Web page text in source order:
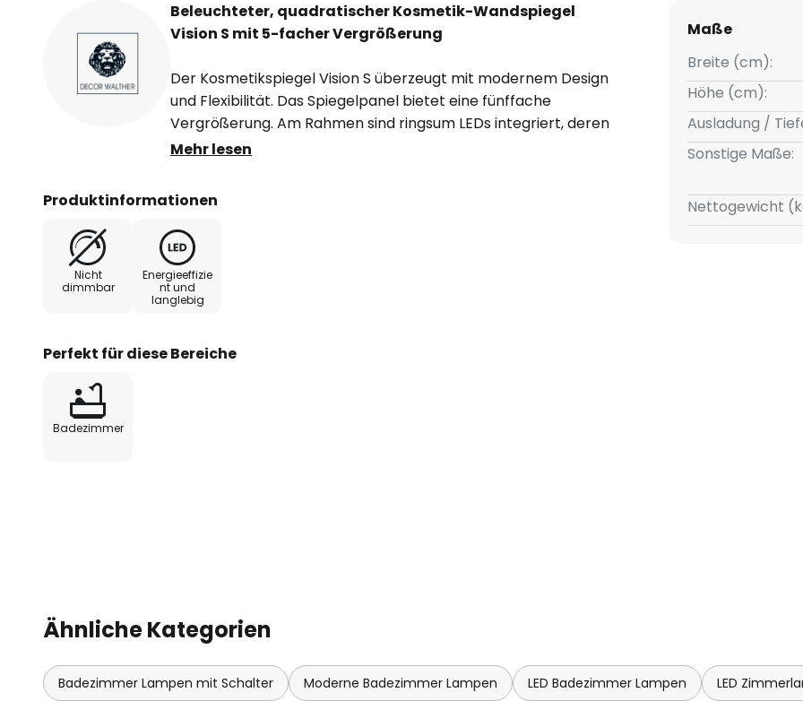
Beleuchteter, quadratischer Kosmetik-Wandspiegel
Vision S mit 5-facher Vergrößerung
Der Kosmetikspiegel Vision S überzeugt mit modernem Design
und Flexibilität. Das Spiegelpanel bietet eine fünffache
Vergrößerung. Am Rahmen sind ringsum LEDs integriert, deren
Farbtemperatur über den Schalter am Sockel stufenlos von
Funktion bleibt die zuletzt gewählte Einstellung nach dem
ausgestattete Arm ermöglicht das Drehen und Schwenken der
Spiegelfläche, sodass diese je nach Bedarf orientiert werden
kann.
Mehr lesen
Produktinformationen
Nicht
dimmbar
Energieeffizie
nt und
langlebig
Perfekt für diese Bereiche
Badezimmer
Maße
Breite (cm):
Höhe (cm):
Ausladung /
Sonstige Maße:
Nettogewicht
Ähnliche Kategorien
Badezimmer Lampen mit Schalter Moderne Badezimmer Lampen LED Badezimmer Lampen LED